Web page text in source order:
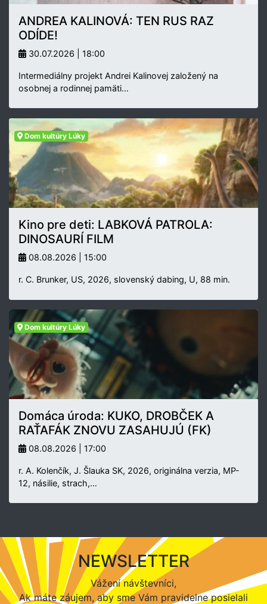
ANDREA KALINOVÁ: TEN RUS RAZ
ODÍDE!
30.07.2026 | 18:00
Intermediálny projekt Andrei Kalinovej založený na
osobnej a rodinnej pamäti…
Dom kultúry Lúky
Kino pre deti: LABKOVÁ PATROLA:
DINOSAURÍ FILM
08.08.2026 | 15:00
r. C. Brunker, US, 2026, slovenský dabing, U, 88 min.
Dom kultúry Lúky
Domáca úroda: KUKO, DROBČEK A
RAŤAFÁK ZNOVU ZASAHUJÚ (FK)
08.08.2026 | 17:00
r. A. Kolenčík, J. Šlauka SK, 2026, originálna verzia, MP-
12, násilie, strach,…
NEWSLETTER
Vážení návštevníci,
Ak máte záujem, aby sme Vám pravidelne posielali